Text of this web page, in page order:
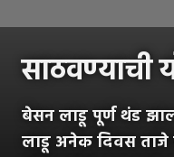
साठवण्याची
बेसन लाडू पूर्ण थंड
लाडू अनेक दिवस ताजे